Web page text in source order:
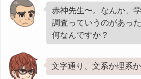
赤神先生〜。なんか、
調査っていうのがあっ
何なんですか？
文字通り、文系か理系